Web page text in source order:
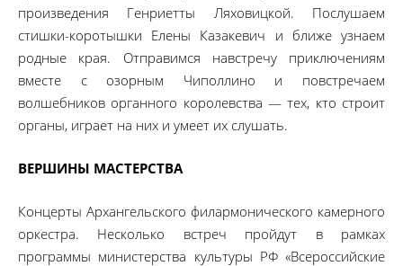
произведения Генриетты Ляховицкой. Послушаем
стишки-коротышки Елены Казакевич и ближе узнаем
родные края. Отправимся навстречу приключениям
вместе с озорным Чиполлино и повстречаем
волшебников органного королевства — тех, кто строит
органы, играет на них и умеет их слушать.
ВЕРШИНЫ МАСТЕРСТВА
Концерты Архангельского филармонического камерного
оркестра. Несколько встреч пройдут в рамках
программы министерства культуры РФ «Всероссийские